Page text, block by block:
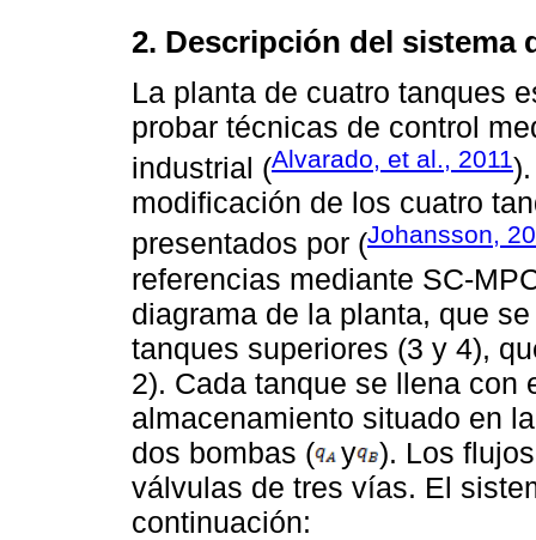
2. Descripción del sistema
La planta de cuatro tanques
probar técnicas de control
industrial (Alvarado, et al., 2011
modificación de los cuatro
presentados por (Johansson,
referencias mediante SC-
diagrama de la planta, que
tanques superiores (3 y 4),
2). Cada tanque se llena con
almacenamiento situado en
dos bombas (
y
). Los
válvulas de tres vías. El
continuación: